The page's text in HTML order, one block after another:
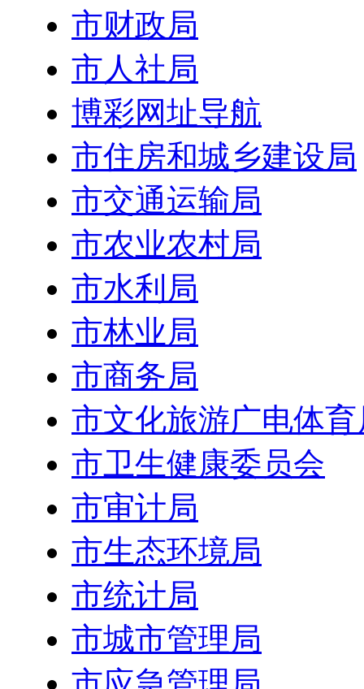
市财政局
市人社局
博彩网址导航
市住房和城乡建设局
市交通运输局
市农业农村局
市水利局
市林业局
市商务局
市文化旅游广电体育
市卫生健康委员会
市审计局
市生态环境局
市统计局
市城市管理局